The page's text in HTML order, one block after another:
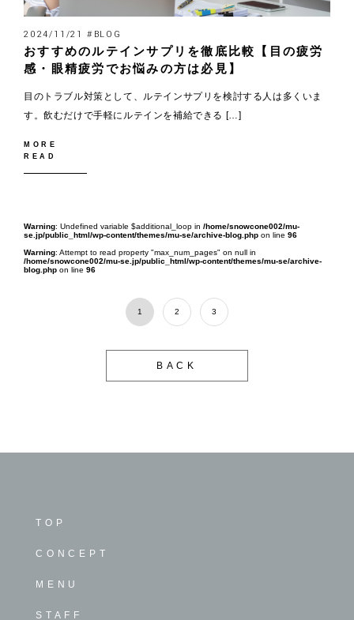
2024/11/21 #BLOG
おすすめのルテインサプリを徹底比較【目の疲労
感・眼精疲労でお悩みの方は必見】
目のトラブル対策として、ルテインサプリを検討する人は多くいま
す。飲むだけで手軽にルテインを補給できる […]
MORE
READ
Warning: Undefined variable $additional_loop in /home/snowcone002/mu-
se.jp/public_html/wp-content/themes/mu-se/archive-blog.php on line 96
Warning: Attempt to read property "max_num_pages" on null in
/home/snowcone002/mu-se.jp/public_html/wp-content/themes/mu-se/archive-
blog.php on line 96
1 2 3
BACK
TOP
CONCEPT
MENU
STAFF